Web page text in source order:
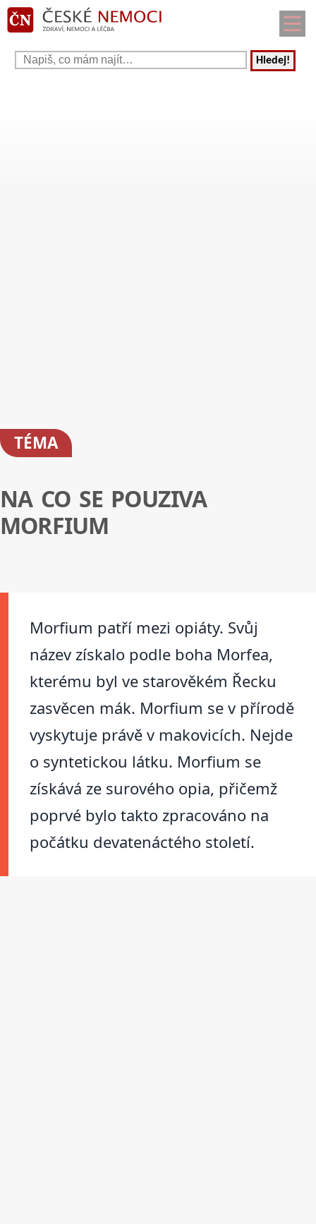
Hledej!
TÉMA
NA CO SE POUZIVA
MORFIUM
Morfium patří mezi opiáty. Svůj
název získalo podle boha Morfea,
kterému byl ve starověkém Řecku
zasvěcen mák. Morfium se v přírodě
vyskytuje právě v makovicích. Nejde
o syntetickou látku. Morfium se
získává ze surového opia, přičemž
poprvé bylo takto zpracováno na
počátku devatenáctého století.